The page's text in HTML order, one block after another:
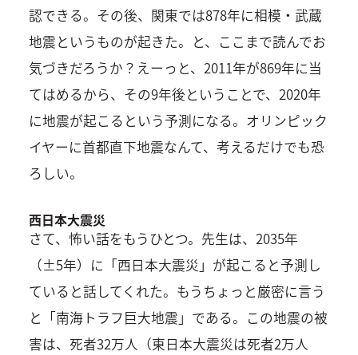
認できる。その後、関東では878年に相模・武蔵
地震というものが起きた。と、ここまで読んでお
気づきだろうか？えーっと、2011年が869年に当
てはめるから、その9年後ということで、2020年
に地震が起こるという予測になる。オリンピック
イヤーに首都直下地震なんて、考えるだけでも恐
ろしい。
西日本大震災
さて、怖い話をもうひとつ。先生は、2035年
（±5年）に「西日本大震災」が起こると予測し
ていると話してくれた。もうちょっと厳密に言う
と「南海トラフ巨大地震」である。この地震の被
害は、死者32万人（東日本大震災は死者2万人